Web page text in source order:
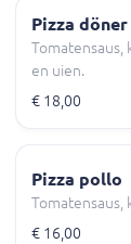
Pizza
Tomatensaus,
en uien.
€ 18,00
Pizza pollo
Tomatensaus,
€ 16,00